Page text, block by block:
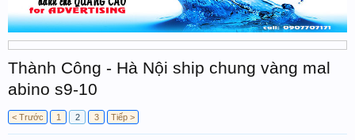
Thành Công - Hà Nội ship chung vàng mal
abino s9-10
< Trước 1 2 3 Tiếp >